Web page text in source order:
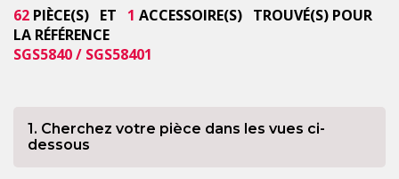
62 PIÈCE(S) ET 1 ACCESSOIRE(S) TROUVÉ(S) POUR
LA RÉFÉRENCE
SGS5840 / SGS58401
1. Cherchez votre pièce dans les vues ci-
dessous